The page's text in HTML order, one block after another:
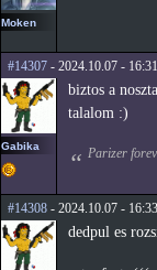
Moken
#14307 - 2024.10.07 -
Gabika
biztos a
talalom :)
Parizer
#14308 - 2024.10.07 -
dedpul es